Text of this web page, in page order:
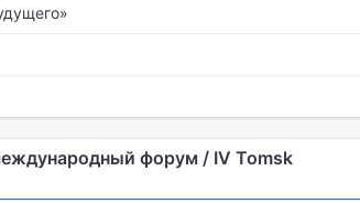
форум / IV Tomsk